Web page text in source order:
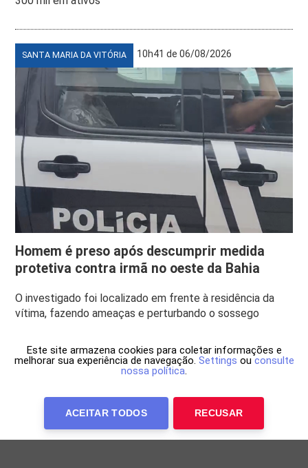
SANTA MARIA DA VITÓRIA 10h41 de 06/08/2026
Homem é preso após descumprir medida
protetiva contra irmã no oeste da Bahia
O investigado foi localizado em frente à residência da
vítima, fazendo ameaças e perturbando o sossego
Este site armazena cookies para coletar informações e
melhorar sua experiência de navegação. Settings ou consulte
nossa política.
ACEITAR TODOS RECUSAR